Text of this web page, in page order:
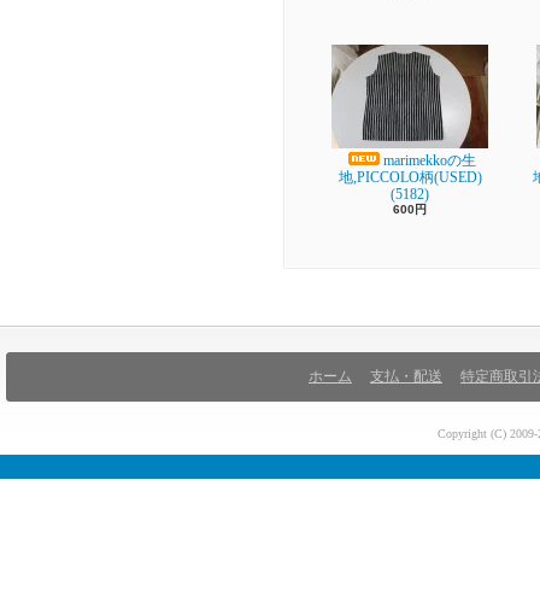
marimekkoの生
地,PICCOLO柄(USED)
(5182)
600円
ホーム 支払・配送 特定商取引
Copyright (C)